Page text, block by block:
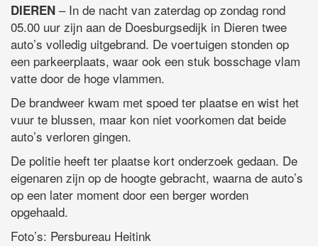
DIEREN – In de nacht van zaterdag op zondag rond
05.00 uur zijn aan de Doesburgsedijk in Dieren twee
auto’s volledig uitgebrand. De voertuigen stonden op
een parkeerplaats, waar ook een stuk bosschage vlam
vatte door de hoge vlammen.
De brandweer kwam met spoed ter plaatse en wist het
vuur te blussen, maar kon niet voorkomen dat beide
auto’s verloren gingen.
De politie heeft ter plaatse kort onderzoek gedaan. De
eigenaren zijn op de hoogte gebracht, waarna de auto’s
op een later moment door een berger worden
opgehaald.
Foto’s: Persbureau Heitink